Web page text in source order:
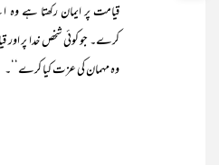
قیامت پر ایمان رکھتا ہے وہ
کرے۔ جو کوئی شخص خدا پر اور
وہ مہمان کی عزت کیا کرے‘‘۔